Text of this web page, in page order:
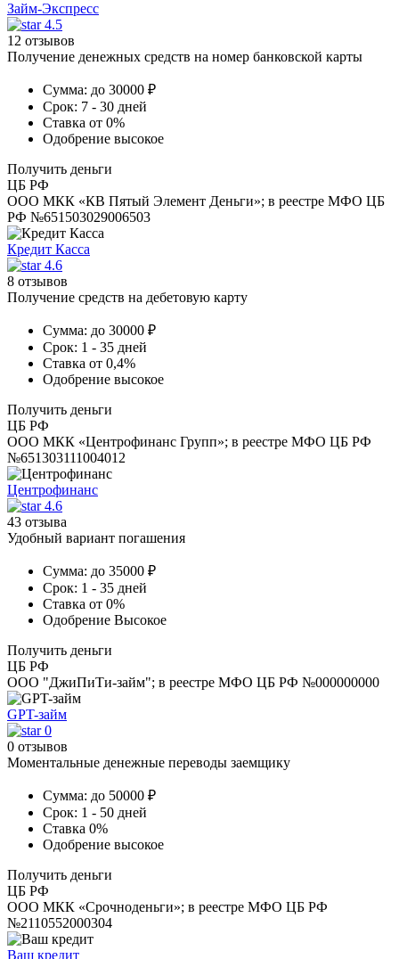
Займ-Экспресс
4.5
12 отзывов
Получение денежных средств на номер банковской карты
Сумма: до 30000 ₽
Срок: 7 - 30 дней
Ставка от 0%
Одобрение высокое
Получить деньги
ЦБ РФ
ООО МКК «КВ Пятый Элемент Деньги»; в реестре МФО ЦБ
РФ №651503029006503
Кредит Касса
4.6
8 отзывов
Получение средств на дебетовую карту
Сумма: до 30000 ₽
Срок: 1 - 35 дней
Ставка от 0,4%
Одобрение высокое
Получить деньги
ЦБ РФ
ООО МКК «Центрофинанс Групп»; в реестре МФО ЦБ РФ
№651303111004012
Центрофинанс
4.6
43 отзыва
Удобный вариант погашения
Сумма: до 35000 ₽
Срок: 1 - 35 дней
Ставка от 0%
Одобрение Высокое
Получить деньги
ЦБ РФ
ООО "ДжиПиТи-займ"; в реестре МФО ЦБ РФ №000000000
GPT-займ
0
0 отзывов
Моментальные денежные переводы заемщику
Сумма: до 50000 ₽
Срок: 1 - 50 дней
Ставка 0%
Одобрение высокое
Получить деньги
ЦБ РФ
ООО МКК «Срочноденьги»; в реестре МФО ЦБ РФ
№2110552000304
Ваш кредит